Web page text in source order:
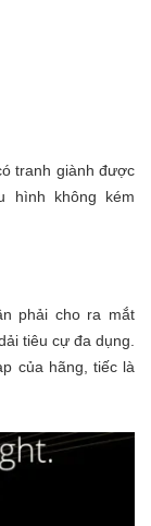
tranh giành được
hình không kém
phải cho ra mắt
tiêu cự đa dụng.
của hãng, tiếc là